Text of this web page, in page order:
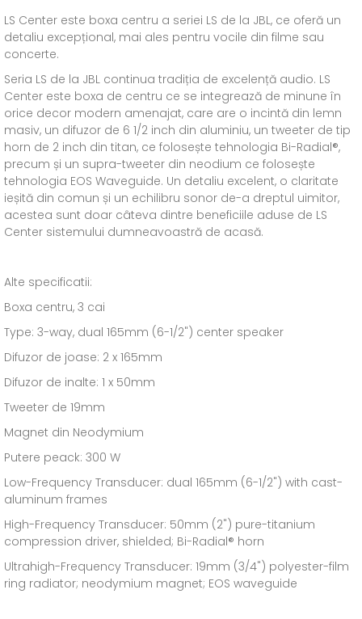
LS Center este boxa centru a seriei LS de la JBL, ce oferă un
detaliu excepțional, mai ales pentru vocile din filme sau
concerte.
Seria LS de la JBL continua tradiția de excelență audio. LS
Center este boxa de centru ce se integrează de minune în
orice decor modern amenajat, care are o incintă din lemn
masiv, un difuzor de 6 1/2 inch din aluminiu, un tweeter de tip
horn de 2 inch din titan, ce folosește tehnologia Bi-Radial®,
precum și un supra-tweeter din neodium ce folosește
tehnologia EOS Waveguide. Un detaliu excelent, o claritate
ieșită din comun și un echilibru sonor de-a dreptul uimitor,
acestea sunt doar câteva dintre beneficiile aduse de LS
Center sistemului dumneavoastră de acasă.
Alte specificatii:
Boxa centru, 3 cai
Type: 3-way, dual 165mm (6-1/2") center speaker
Difuzor de joase: 2 x 165mm
Difuzor de inalte: 1 x 50mm
Tweeter de 19mm
Magnet din Neodymium
Putere peack: 300 W
Low-Frequency Transducer: dual 165mm (6-1/2") with cast-
aluminum frames
High-Frequency Transducer: 50mm (2") pure-titanium
compression driver, shielded; Bi-Radial® horn
Ultrahigh-Frequency Transducer: 19mm (3/4") polyester-film
ring radiator; neodymium magnet; EOS waveguide